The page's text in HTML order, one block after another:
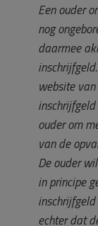
Een ouder
nog
daarmee
website
ouder om
van de
De ouder
in principe
echter dat